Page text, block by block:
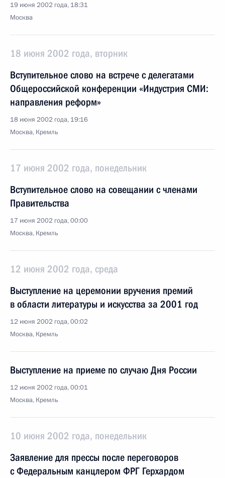
19 июня 2002 года, 18:31
Москва
18 июня 2002 года, вторник
Вступительное слово на встрече с делегатами
Общероссийской конференции «Индустрия СМИ:
направления реформ»
18 июня 2002 года, 19:16
Москва, Кремль
17 июня 2002 года, понедельник
Вступительное слово на совещании с членами
Правительства
17 июня 2002 года, 00:00
Москва, Кремль
12 июня 2002 года, среда
Выступление на церемонии вручения премий
в области литературы и искусства за 2001 год
12 июня 2002 года, 00:02
Москва, Кремль
Выступление на приеме по случаю Дня России
12 июня 2002 года, 00:01
Москва, Кремль
10 июня 2002 года, понедельник
Заявление для прессы после переговоров
с Федеральным канцлером ФРГ Герхардом